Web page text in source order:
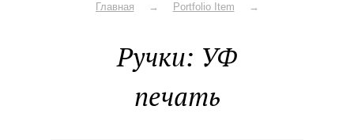
работы
Главная Portfolio Item
Ручки: УФ
печать